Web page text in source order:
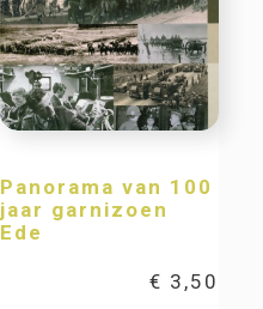
Panorama van 100
jaar garnizoen
Ede
€ 3,50